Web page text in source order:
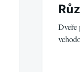
Dveře